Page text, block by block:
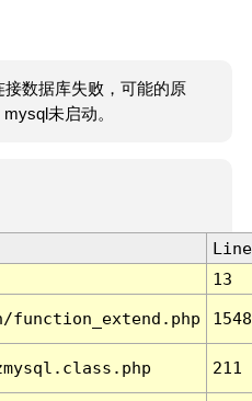
数据库失败，可能的原
未启动。
Line
13
1548
211